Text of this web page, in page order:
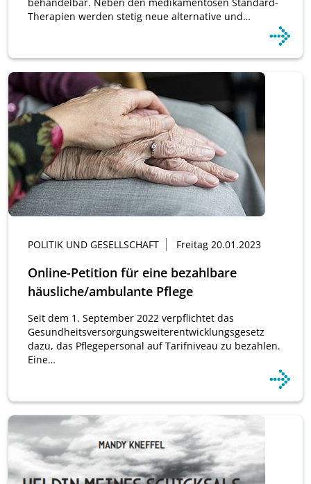
Therapien werden stetig neue alternative und…
POLITIK UND GESELLSCHAFT Freitag 20.01.2023
Online-Petition für eine bezahlbare
häusliche/ambulante Pflege
Seit dem 1. September 2022 verpflichtet das
Gesundheitsversorgungsweiterentwicklungsgesetz
dazu, das Pflegepersonal auf Tarifniveau zu bezahlen.
Eine…